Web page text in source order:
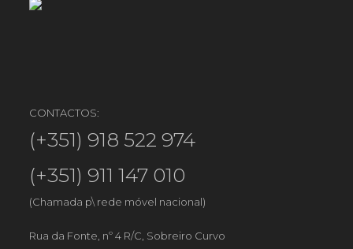
CONTACTOS:
(+351) 918 522 974
(+351) 911 147 010
(Chamada p\ rede móvel nacional)
Rua da Fonte, nº 4 R/C, Sobreiro Curvo